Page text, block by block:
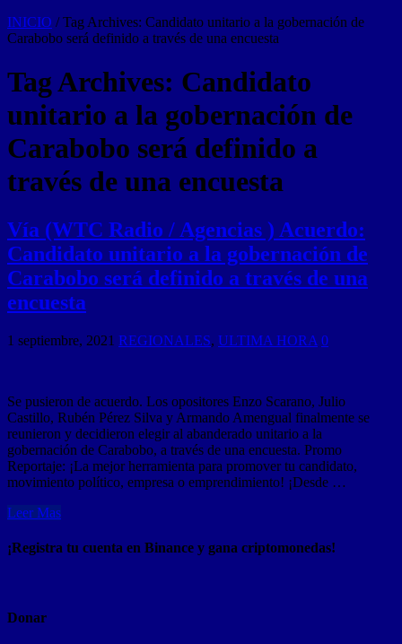
INICIO / Tag Archives: Candidato unitario a la gobernación de
Carabobo será definido a través de una encuesta
Tag Archives: Candidato
unitario a la gobernación de
Carabobo será definido a
través de una encuesta
Vía (WTC Radio / Agencias ) Acuerdo:
Candidato unitario a la gobernación de
Carabobo será definido a través de una
encuesta
1 septiembre, 2021 REGIONALES, ULTIMA HORA 0
Se pusieron de acuerdo. Los opositores Enzo Scarano, Julio
Castillo, Rubén Pérez Silva y Armando Amengual finalmente se
reunieron y decidieron elegir al abanderado unitario a la
gobernación de Carabobo, a través de una encuesta. Promo
Reportaje: ¡La mejor herramienta para promover tu candidato,
movimiento político, empresa o emprendimiento! ¡Desde …
Leer Mas
¡Registra tu cuenta en Binance y gana criptomonedas!
Donar